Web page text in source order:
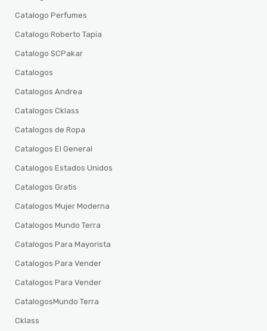
Catalogo Perfumes
Catalogo Roberto Tapia
Catalogo SCPakar
Catalogos
Catalogos Andrea
Catalogos Cklass
Catalogos de Ropa
Catalogos El General
Catalogos Estados Unidos
Catalogos Gratis
Catalogos Mujer Moderna
Catalogos Mundo Terra
Catalogos Para Mayorista
Catalogos Para Vender
Catalogos Para Vender
CatalogosMundo Terra
Cklass